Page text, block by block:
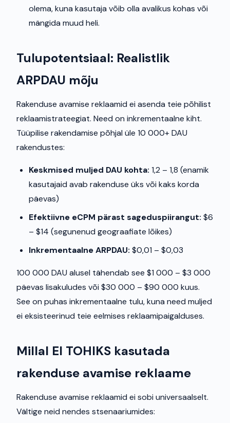
olema, kuna kasutaja võib olla avalikus kohas või
mängida muud heli.
Tulupotentsiaal: Realistlik
ARPDAU mõju
Rakenduse avamise reklaamid ei asenda teie põhilist
reklaamistrateegiat. Need on inkrementaalne kiht.
Tüüpilise rakendamise põhjal üle 10 000+ DAU
rakendustes:
Keskmised muljed DAU kohta: 1,2 – 1,8 (enamik
kasutajaid avab rakenduse üks või kaks korda
päevas)
Efektiivne eCPM pärast sageduspiirangut: $6
– $14 (segunenud geograafiate lõikes)
Inkrementaalne ARPDAU: $0,01 – $0,03
100 000 DAU alusel tähendab see $1 000 – $3 000
päevas lisakuludes või $30 000 – $90 000 kuus.
See on puhas inkrementaalne tulu, kuna need muljed
ei eksisteerinud teie eelmises reklaamipaigalduses.
Millal EI TOHIKS kasutada
rakenduse avamise reklaame
Rakenduse avamise reklaamid ei sobi universaalselt.
Vältige neid nendes stsenaariumides: